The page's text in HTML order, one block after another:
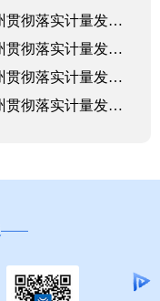
年）实施方案的通知
年）实施方案的通知
年）实施方案的通知
年）实施方案的通知